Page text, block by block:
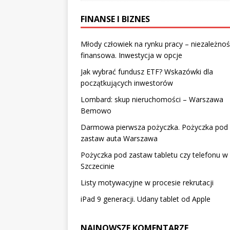
FINANSE I BIZNES
Młody człowiek na rynku pracy –
finansowa. Inwestycja w opcje
Jak wybrać fundusz ETF? Wskazówki dla
początkujących inwestorów
Lombard: skup nieruchomości – Warszawa
Bemowo
Darmowa pierwsza pożyczka. Pożyczka pod
zastaw auta Warszawa
Pożyczka pod zastaw tabletu czy telefonu w
Szczecinie
Listy motywacyjne w procesie rekrutacji
iPad 9 generacji. Udany tablet od Apple